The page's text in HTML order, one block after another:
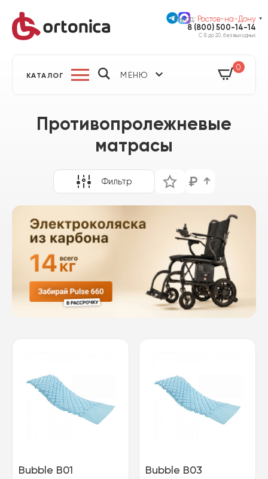
Город: Ростов-на-Дону
8 (800) 500-14-14
С 8 до 20, без выходных
КАТАЛОГ МЕНЮ
0
Противопролежневые
матрасы
Фильтр
Bubble B01 Bubble B03